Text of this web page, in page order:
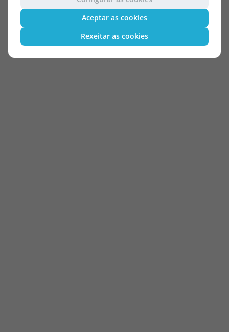
Aceptar as cookies
Rexeitar as cookies